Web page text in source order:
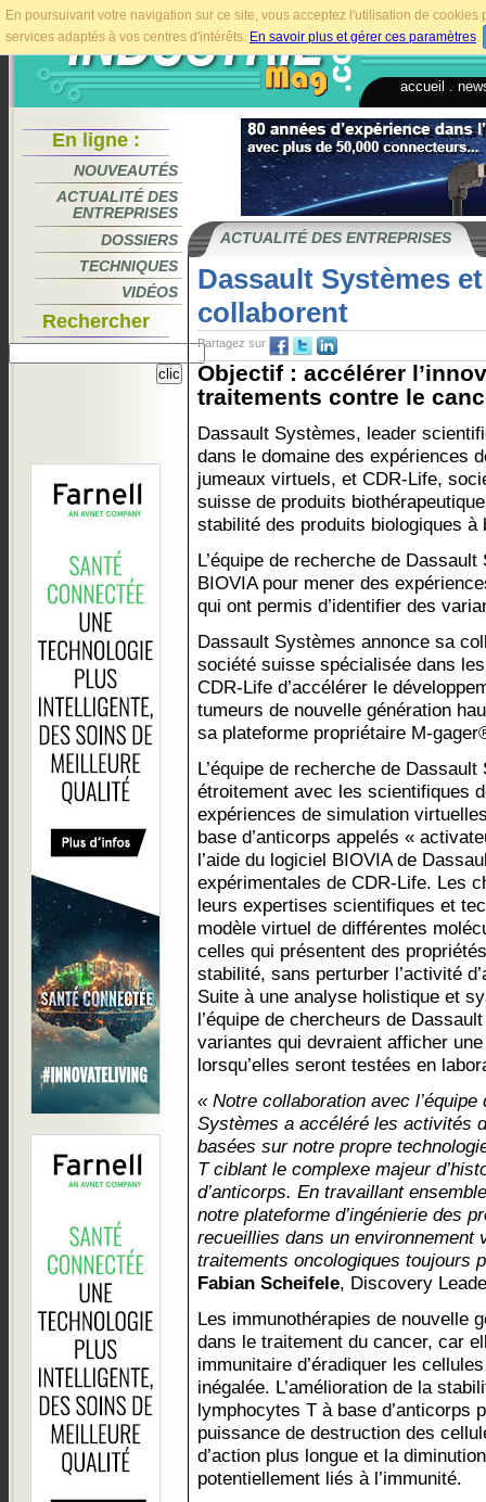
En poursuivant votre navigation sur ce site, vous acceptez l'utilisation de
services adaptés à vos centres d'intérêts. En savoir plus et gérer ces paramètres.
accueil
En ligne :
NOUVEAUTÉS
ACTUALITÉ DES
ENTREPRISES
DOSSIERS
TECHNIQUES
VIDÉOS
Rechercher
ACTUALITÉ DES ENTREPRISES
Dassault Systèmes
collaborent
Partagez sur
Objectif : accélérer
traitements contre le
Dassault Systèmes, leader
dans le domaine des expériences
jumeaux virtuels, et CDR-Life,
suisse de produits
stabilité des produits biologiques à
L’équipe de recherche de
BIOVIA pour mener des
qui ont permis d’identifier des
Dassault Systèmes annonce sa
société suisse spécialisée dans
CDR-Life d’accélérer le
tumeurs de nouvelle génération
sa plateforme propriétaire M-
L’équipe de recherche de
étroitement avec les scientifiques
expériences de simulation
base d’anticorps appelés «
l’aide du logiciel BIOVIA de
expérimentales de CDR-Life. Les
leurs expertises scientifiques et
modèle virtuel de différentes
celles qui présentent des
stabilité, sans perturber l’activité
Suite à une analyse holistique et
l’équipe de chercheurs de
variantes qui devraient afficher
lorsqu’elles seront testées en
« Notre collaboration avec
Systèmes a accéléré les activités
basées sur notre propre
T ciblant le complexe majeur
d’anticorps. En travaillant
notre plateforme d’ingénierie des
recueillies dans un environnement
traitements oncologiques toujours
Fabian Scheifele, Discovery
Les immunothérapies de nouvelle
dans le traitement du cancer, car
immunitaire d’éradiquer les
inégalée. L’amélioration de la
lymphocytes T à base d’anticorps
puissance de destruction des
d’action plus longue et la
potentiellement liés à l’immunité.